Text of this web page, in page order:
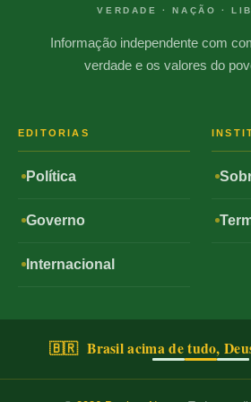
VERDADE · NAÇÃO ·
Informação independente com
verdade e os valores do
EDITORIAS
Política
Governo
Internacional
🇧🇷 Brasil acima de tudo,